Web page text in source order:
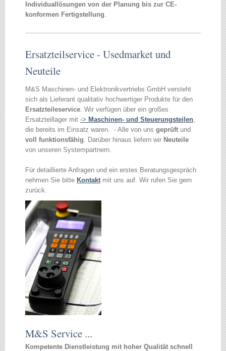
Individuallösungen von der Planung bis zur CE-
konformen Fertigstellung
Ersatzteilservice - Usedmarket und
Neuteile
M&S Maschinen- und Elektronikvertriebs GmbH versteht
sich als Lieferant qualitativ hochwertiger Produkte für den
Ersatzteileservice . Wir verfügen über ein großes
Ersatzteillager mit -> Maschinen- und Steuerungsteilen
die bereits im Einsatz waren. - Alle von uns geprüft und
voll funktionsfähig . Darüber hinaus liefern wir Neuteile
von unseren Systempartnern.
Für detaillierte Anfragen und ein erstes Beratungsgespräch
nehmen Sie bitte Kontakt mit uns auf. Wir rufen Sie gern
zurück.
M&S Service ...
Kompetente Dienstleistung mit hoher Qualität schnell